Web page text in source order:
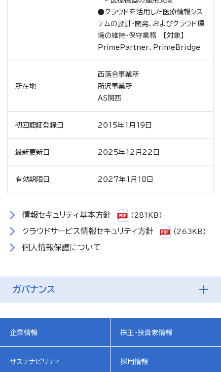
ガバナンス
●クラウドを活用した医療情報シス
テムの設計・開発、およびクラウド環
境の維持・保守業務 【対象】
PrimePartner、PrimeBridge
所在地
西落合事業所
所沢事業所
AS関西
初回認証登録日 2015年1月19日
最新更新日 2025年12月22日
有効期限日 2027年1月18日
情報セキュリティ基本方針 （281KB）
クラウドサービス情報セキュリティ方針 （263KB）
個人情報保護について
企業情報 株主・投資家情報
サステナビリティ 採用情報